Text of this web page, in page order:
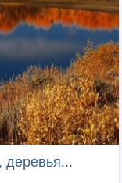
деревья...